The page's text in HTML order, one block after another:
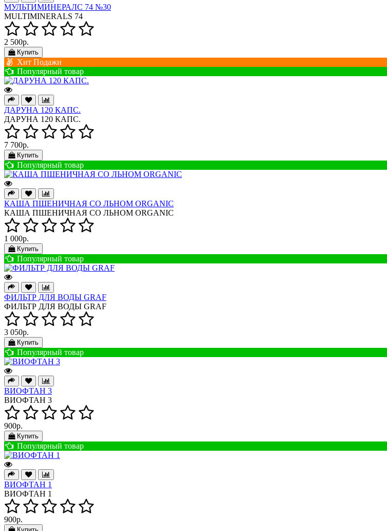
МУЛЬТИМИНЕРАЛС 74 №30
MULTIMINERALS 74
2 500р.
Купить
Хит Подажи
Популярный товар
ДАРУНА 120 КАПС.
ДАРУНА 120 КАПС.
7 700р.
Купить
Популярный товар
КАША ПШЕНИЧНАЯ СО ЛЬНОМ ORGANIC
КАША ПШЕНИЧНАЯ СО ЛЬНОМ ORGANIC
1 000р.
Купить
Популярный товар
ФИЛЬТР ДЛЯ ВОДЫ GRAF
ФИЛЬТР ДЛЯ ВОДЫ GRAF
3 050р.
Купить
Популярный товар
ВИОФТАН 3
ВИОФТАН 3
900р.
Купить
Популярный товар
ВИОФТАН 1
ВИОФТАН 1
900р.